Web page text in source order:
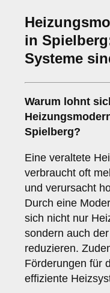
in
Systeme
Warum lohnt
Spielberg?
Eine veraltete
verbraucht oft
und verursacht
Durch eine
sich nicht nur
sondern auch
reduzieren.
Förderungen für
effiziente